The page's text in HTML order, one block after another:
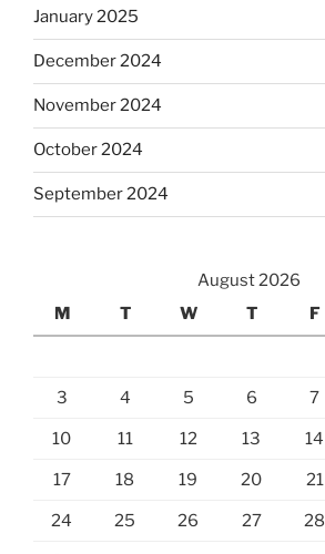
January 2025
December 2024
November 2024
October 2024
September 2024
August 2026
M
T W T F
3 4 5 6 7
10 11 12 13 14
17 18 19 20 21
24 25 26 27 28